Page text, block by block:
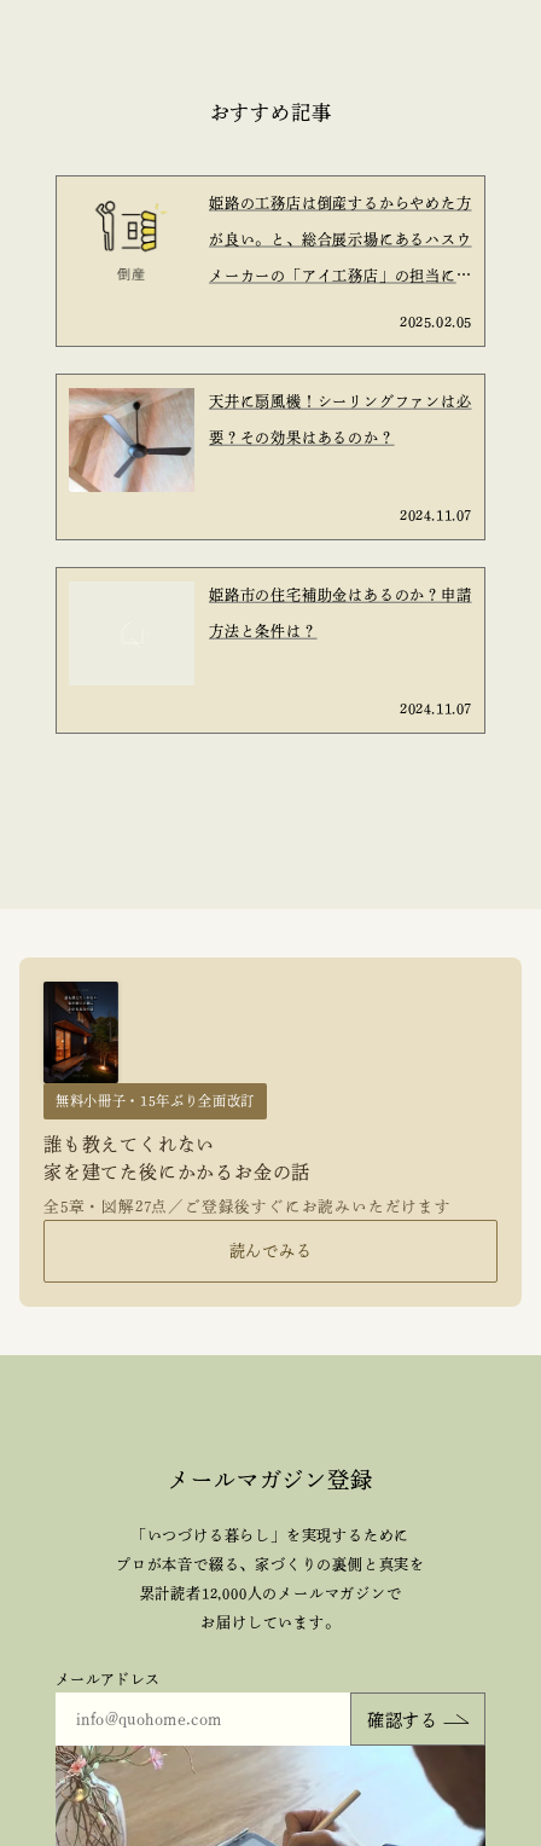
おすすめ記事
姫路の工務店は倒産するからやめた方
が良い。と、総合展示場にあるハスウ
メーカーの「アイ工務店」の担当に言
のか？を考えてみた。
2025.02.05
天井に扇風機！シーリングファンは必
要？その効果はあるのか？
2024.11.07
姫路市の住宅補助金はあるのか？申請
方法と条件は？
2024.11.07
無料小冊子・15年ぶり全面改訂
誰も教えてくれない
家を建てた後にかかるお金の話
全5章・図解27点／ご登録後すぐにお読みいただけます
読んでみる
メールマガジン登録
「いつづける暮らし」を実現するために
プロが本音で綴る、家づくりの裏側と真実を
累計読者12,000人のメールマガジンで
お届けしています。
メールアドレス